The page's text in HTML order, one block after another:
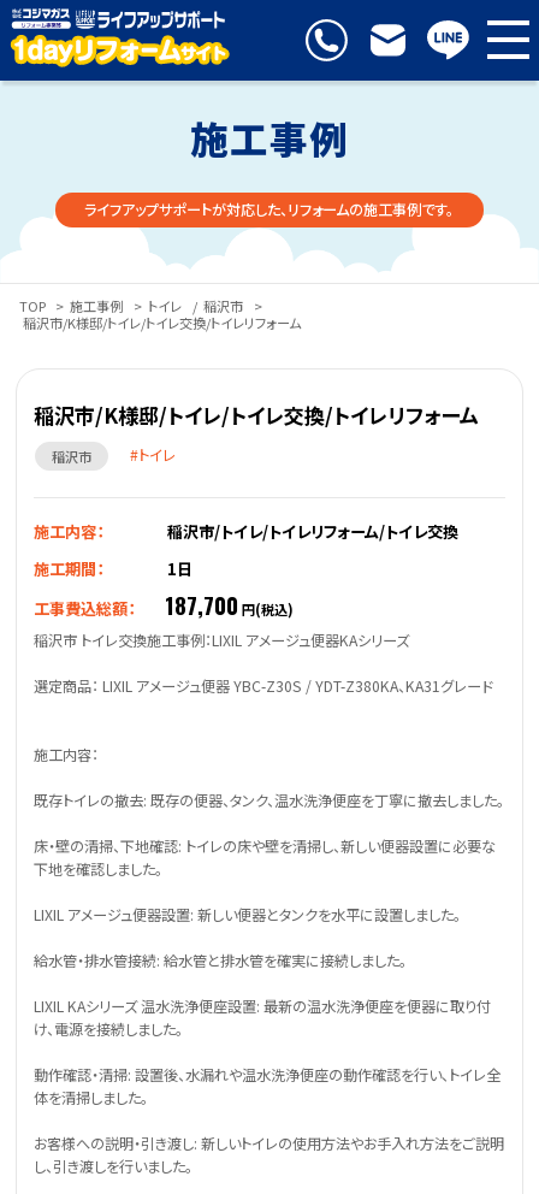
施工事例
ライフアップサポートが対応した、リフォームの施工事例です。
TOP > 施工事例 > トイレ / 稲沢市
>
稲沢市/K様邸/トイレ/トイレ交換/トイレリフォーム
稲沢市/K様邸/トイレ/トイレ交換/トイレリフォーム
稲沢市 トイレ
施工内容：
稲沢市/トイレ/トイレリフォーム/トイレ交換
施工期間：
1日
工事費込総額：
187,700 円(税込)
稲沢市 トイレ交換施工事例：LIXIL アメージュ便器KAシリーズ
選定商品： LIXIL アメージュ便器 YBC-Z30S / YDT-Z380KA、KA31グレード
施工内容：
既存トイレの撤去: 既存の便器、タンク、温水洗浄便座を丁寧に撤去しました。
床・壁の清掃、下地確認: トイレの床や壁を清掃し、新しい便器設置に必要な
下地を確認しました。
LIXIL アメージュ便器設置: 新しい便器とタンクを水平に設置しました。
給水管・排水管接続: 給水管と排水管を確実に接続しました。
LIXIL KAシリーズ 温水洗浄便座設置: 最新の温水洗浄便座を便器に取り付
け、電源を接続しました。
動作確認・清掃: 設置後、水漏れや温水洗浄便座の動作確認を行い、トイレ全
体を清掃しました。
お客様への説明・引き渡し: 新しいトイレの使用方法やお手入れ方法をご説明
し、引き渡しを行いました。